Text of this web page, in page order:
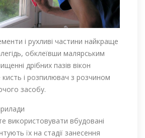
і рухливі частини найкраще
обклеївши малярським
дрібних пазів вікон
і розпилювач з розчином
засобу.
використовувати вбудовані
їх на стадії занесення